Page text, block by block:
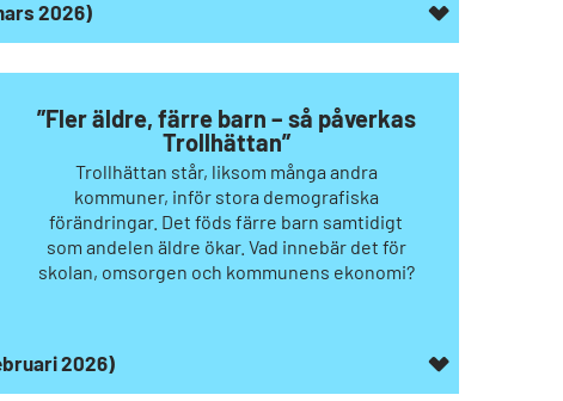
2026)
”Fler äldre, färre barn – så påverkas
Trollhättan”
Trollhättan står, liksom många andra
kommuner, inför stora demografiska
förändringar. Det föds färre barn samtidigt
som andelen äldre ökar. Vad innebär det för
skolan, omsorgen och kommunens ekonomi?
2026)